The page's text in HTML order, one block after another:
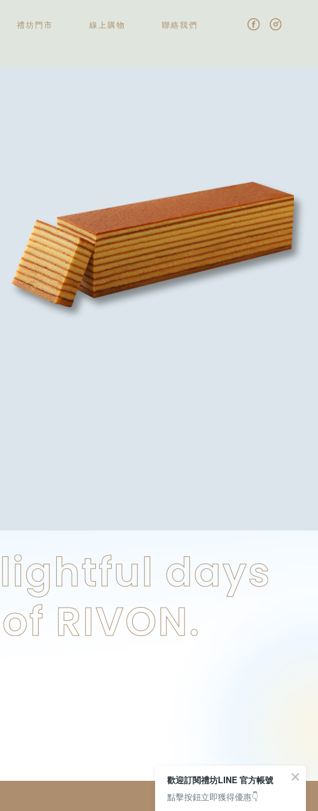
禮坊門市 線上購物 聯絡我們
歡迎訂閱禮坊LINE 官方帳號
點擊按鈕立即獲得優惠👇